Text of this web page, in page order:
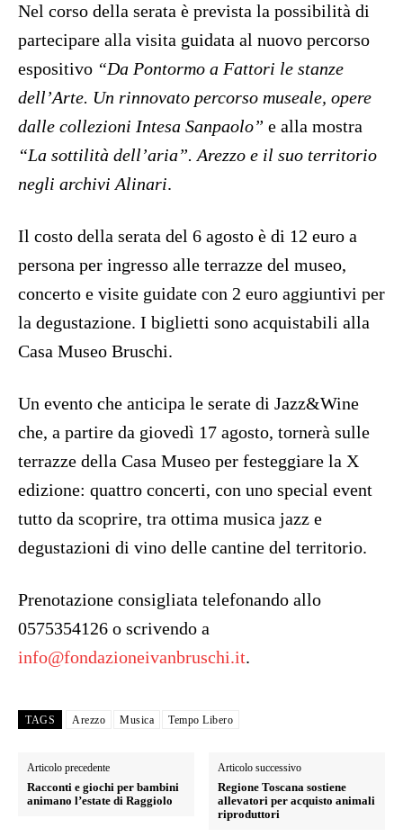
Nel corso della serata è prevista la possibilità di
partecipare alla visita guidata al nuovo percorso
espositivo “Da Pontormo a Fattori le stanze
dell’Arte. Un rinnovato percorso museale, opere
dalle collezioni Intesa Sanpaolo” e alla mostra
“La sottilità dell’aria”. Arezzo e il suo territorio
negli archivi Alinari.
Il costo della serata del 6 agosto è di 12 euro a
persona per ingresso alle terrazze del museo,
concerto e visite guidate con 2 euro aggiuntivi per
la degustazione. I biglietti sono acquistabili alla
Casa Museo Bruschi.
Un evento che anticipa le serate di Jazz&Wine
che, a partire da giovedì 17 agosto, tornerà sulle
terrazze della Casa Museo per festeggiare la X
edizione: quattro concerti, con uno special event
tutto da scoprire, tra ottima musica jazz e
degustazioni di vino delle cantine del territorio.
Prenotazione consigliata telefonando allo
0575354126 o scrivendo a
info@fondazioneivanbruschi.it.
TAGS Arezzo Musica Tempo Libero
Articolo precedente
Racconti e giochi per bambini
animano l’estate di Raggiolo
Articolo successivo
Regione Toscana sostiene
allevatori per acquisto animali
riproduttori